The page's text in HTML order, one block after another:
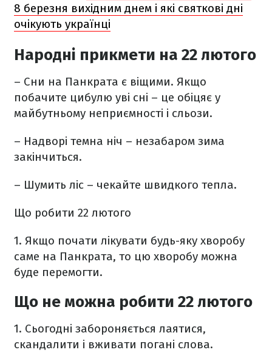
8 березня вихідним днем і які святкові дні
очікують українці
Народні прикмети на 22 лютого
– Сни на Панкрата є віщими. Якщо
побачите цибулю уві сні – це обіцяє у
майбутньому неприємності і сльози.
– Надворі темна ніч – незабаром зима
закінчиться.
– Шумить ліс – чекайте швидкого тепла.
Що робити 22 лютого
1. Якщо почати лікувати будь-яку хворобу
саме на Панкрата, то цю хворобу можна
буде перемогти.
Що не можна робити 22 лютого
1. Сьогодні забороняється лаятися,
скандалити і вживати погані слова.